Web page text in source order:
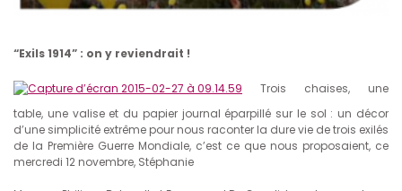
“Exils 1914” : on y reviendrait !
Trois chaises, une
table, une valise et du papier journal éparpillé sur le sol : un décor
d’une simplicité extrême pour nous raconter la dure vie de trois exilés
de la Première Guerre Mondiale, c’est ce que nous proposaient, ce
mercredi 12 novembre, Stéphanie